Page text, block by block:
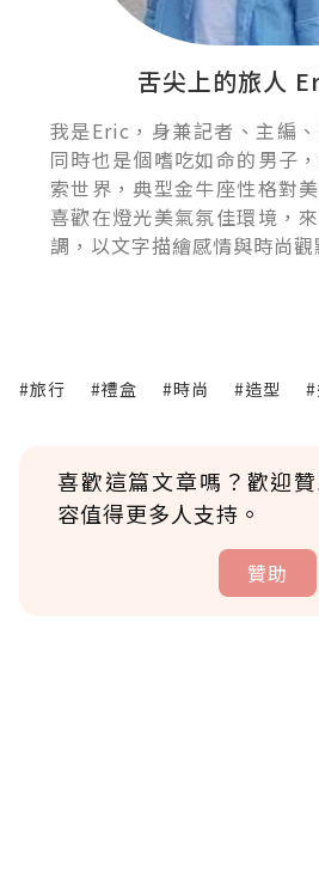
舌尖上的旅人
我是Eric，身兼記者、主編
同時也是個嗜吃如命的男子
索世界，典型金牛座性格對
喜歡在燈光美氣氛佳環境，
調，以文字描繪感情與時尚觀
#旅行 #禮盒 #時尚 #造型
喜歡這篇文章嗎？歡迎
容值得更多人支持。
贊助